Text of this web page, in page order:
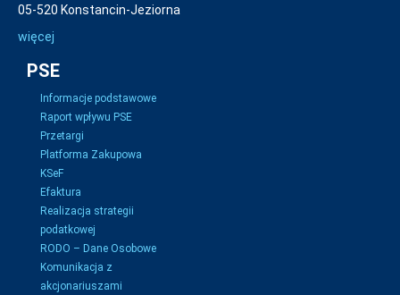
05-520 Konstancin-Jeziorna
więcej
PSE
Informacje podstawowe
Raport wpływu PSE
Przetargi
Platforma Zakupowa
KSeF
Efaktura
Realizacja strategii
podatkowej
RODO – Dane Osobowe
Komunikacja z
akcjonariuszami